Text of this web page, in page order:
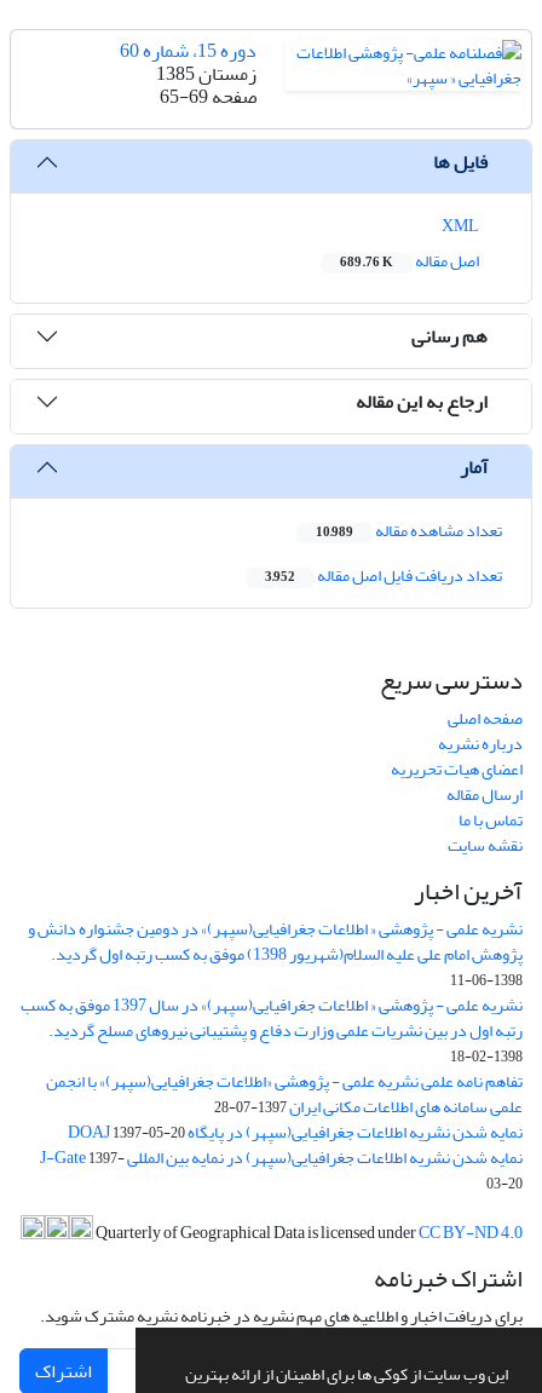
این وب سایت از کوکی ها برای اطمینان از ارائه بهترین
دوره 15، شماره 60
زمستان 1385
صفحه65-69
فایل ها
اصل مقاله
689.76 K
هم رسانی
ارجاع به این مقاله
آمار
تعداد مشاهده مقاله 10,989
تعداد دریافت فایل اصل مقاله 3,952
دسترسی سریع
صفحه اصلی
درباره نشریه
اعضای هیات تحریریه
ارسال مقاله
تماس با ما
نقشه سایت
آخرین اخبار
نشریه علمی - پژوهشی « اطلاعات جغرافیایی(سپهر)» در دومین جشنواره دانش و
پژوهش امام علی علیه السلام(شهریور 1398) موفق به کسب رتبه اول گردید.
1398-06-11
نشریه علمی - پژوهشی « اطلاعات جغرافیایی(سپهر)» در سال 1397 موفق به کسب
رتبه اول در بین نشریات علمی وزارت دفاع و پشتیبانی نیروهای مسلح گردید.
1398-02-18
تفاهم نامه علمی نشریه علمی - پژوهشی «اطلاعات جغرافیایی(سپهر)» با انجمن
علمی سامانه های اطلاعات مکانی ایران1397-07-28
نمایه شدن نشریه اطلاعات جغرافیایی(سپهر) در پایگاه DOAJ1397-05-20
نمایه شدن نشریه اطلاعات جغرافیایی(سپهر) در نمایه بین المللی J-Gate1397-
03-20
Quarterly of Geographical Data is licensed underCC BY-ND 4.0
اشتراک خبرنامه
برای دریافت اخبار و اطلاعیه های مهم نشریه در خبرنامه نشریه مشترک شوید.
اشتراک